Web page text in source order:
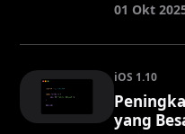
01 Okt
iOS 1.10
yang